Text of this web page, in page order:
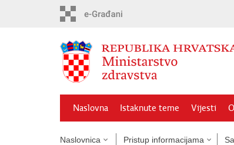
Naslovna Istaknute teme Vijesti
Naslovnica Pristup informacijama